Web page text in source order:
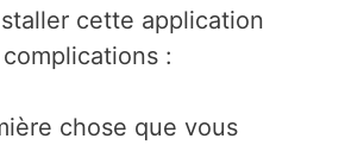
cette application
:
chose que vous